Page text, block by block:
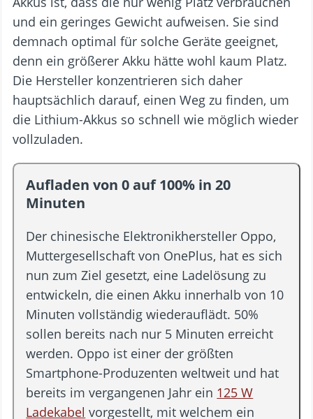
und ein geringes Gewicht aufweisen. Sie sind
demnach optimal für solche Geräte geeignet,
denn ein größerer Akku hätte wohl kaum Platz.
Die Hersteller konzentrieren sich daher
hauptsächlich darauf, einen Weg zu finden, um
die Lithium-Akkus so schnell wie möglich wieder
vollzuladen.
Aufladen von 0 auf 100% in 20
Minuten
Der chinesische Elektronikhersteller Oppo,
Muttergesellschaft von OnePlus, hat es sich
nun zum Ziel gesetzt, eine Ladelösung zu
entwickeln, die einen Akku innerhalb von 10
Minuten vollständig wiederauflädt. 50%
sollen bereits nach nur 5 Minuten erreicht
werden. Oppo ist einer der größten
Smartphone-Produzenten weltweit und hat
bereits im vergangenen Jahr ein 125 W
Ladekabel vorgestellt, mit welchem ein